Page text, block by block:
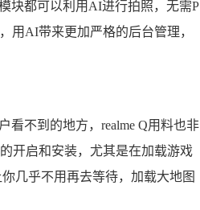
块都可以利用AI进行拍照，无需P
用AI带来更加严格的后台管理，
看不到的地方，realme Q用料也非
开启和安装，尤其是在加载游戏
几乎不用再去等待，加载大地图